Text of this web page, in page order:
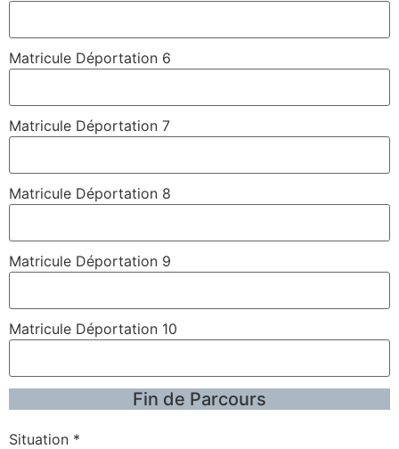
Matricule Déportation 6
Matricule Déportation 7
Matricule Déportation 8
Matricule Déportation 9
Matricule Déportation 10
Fin de Parcours
Situation *